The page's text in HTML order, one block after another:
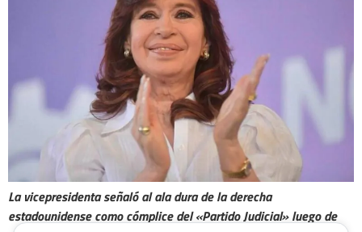
La vicepresidenta señaló al ala dura de la derecha
estadounidense como cómplice del «Partido Judicial» luego de